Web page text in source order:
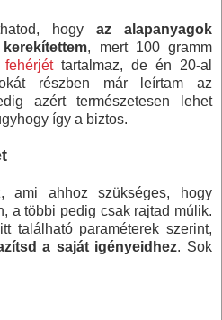
hogyaz alapanyagok
, mert 100 gramm
fehérjéttartalmaz, de én 20-al
részben már leírtam az
azért természetesen lehet
így a biztos.
ami ahhoz szükséges, hogy
a többi pedig csak rajtad múlik.
található paraméterek szerint,
a saját igényeidhez. Sok